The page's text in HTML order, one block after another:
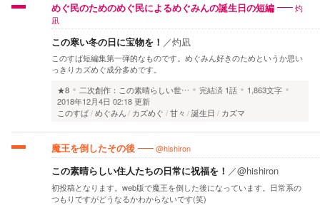
めぐ民のためのめぐ民によるめぐみんの誕生日の短編
灼
凪
この寒い冬の日に宝物を！ ／灼凪
このすば短編集第一弾的なものです。めぐみん好きのためというか思い
っきりカズめぐ成分多めです。
★8
二次創作：この素晴らしい世… 完結済 1話
1,863文字
2018年12月4日 02:18 更新
このすば めぐみん カズめぐ 甘々 誕生日 カズマ
魔王を倒したその後 @hishiron
この素晴らしい住人たちの日常に祝福を！ ／@hishiron
初投稿となります。web版で魔王を倒した後になっています。日常系の
つもりですがどうなるかわからないです(笑)